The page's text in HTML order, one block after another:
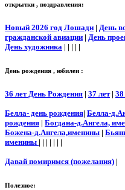
открытки , поздравления:
Новый 2026 год Лошади | День
гражданской авиации | День
День художника | | | | |
День рождения , юбилеи :
36 лет День Рождения | 37 лет| 38
Белла- день рождения| Белла-
рождения | Богдана-д.Ангела,
Божена-д.Ангела,именины |
именины | | | | | | |
Давай помиримся (пожелания) |
Полезное: